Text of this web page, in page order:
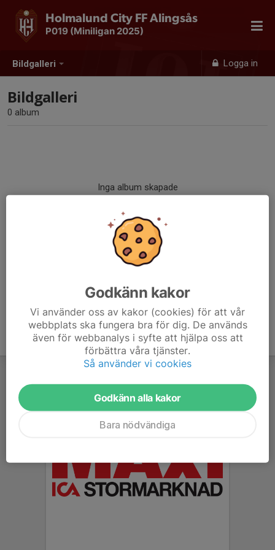
Bildgalleri Logga in
Holmalund City FF Alingsås
P019 (Miniligan 2025)
Bildgalleri
0 album
Inga album skapade
Godkänn kakor
Vi använder oss av kakor (cookies) för att vår
webbplats ska fungera bra för dig. De används
även för webbanalys i syfte att hjälpa oss att
förbättra våra tjänster.
Så använder vi cookies
Godkänn alla kakor
Bara nödvändiga